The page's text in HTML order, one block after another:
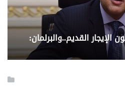
القديم..والبرلمان:
من